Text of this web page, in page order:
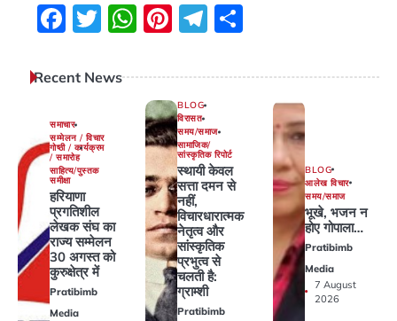
Facebook
Twitter
WhatsApp
Pinterest
Telegram
Recent News
समाचार
सम्मेलन / विचार
गोष्ठी / कार्यक्रम
/ समारोह
साहित्य/पुस्तक
समीक्षा
हरियाणा
प्रगतिशील
लेखक संघ का
राज्य सम्मेलन
30 अगस्त को
कुरुक्षेत्र में
Pratibimb
Media
BLOG
विरासत
समय/समाज
सामाजिक/
सांस्कृतिक रिपोर्ट
स्थायी केवल
सत्ता दमन से
नहीं,
विचारधारात्मक
नेतृत्व और
सांस्कृतिक
प्रभुत्व से
चलती है:
ग्राम्शी
Pratibimb
BLOG
आलेख विचार
समय/समाज
भूखे, भजन न
होए गोपाला…
Pratibimb
Media
7 August
2026